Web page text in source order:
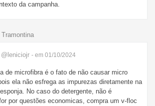
da campanha.
@leniciojr - em 01/10/2024
de microfibra é o fato de não causar micro
ela não esfrega as impurezas diretamente na
No caso do detergente, não é
por questões economicas, compra um v-floc